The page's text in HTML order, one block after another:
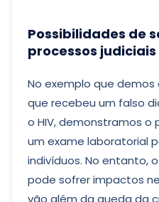
Possibilidades de
processos judiciais
No exemplo que
que recebeu um falso
o HIV, demonstramos o
um exame laboratorial
indivíduos. No entanto,
pode sofrer impactos
vão além da queda da